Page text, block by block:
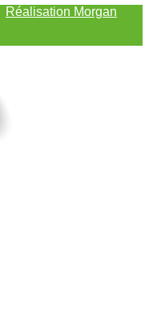
Réalisation Morgan